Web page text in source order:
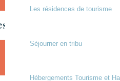
Les résidences de tourisme
Séjourner en tribu
Hébergements Tourisme et
locales en Chalosse